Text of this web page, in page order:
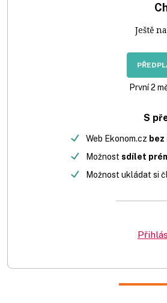
Ještě
První 2
S
Web Ekonom.cz bez
Možnost sdílet
Možnost ukládat si